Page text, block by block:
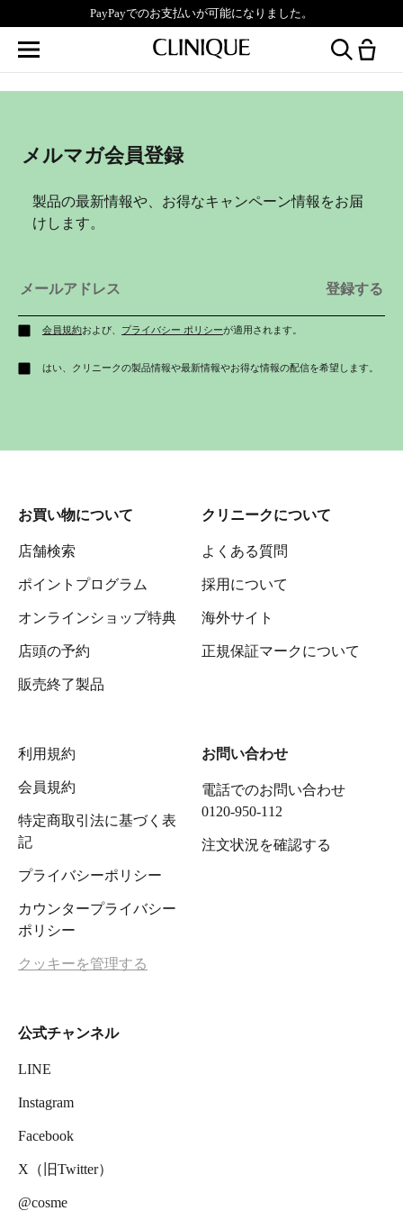
PayPayでのお支払いが可能になりました。
メルマガ会員登録
製品の最新情報や、お得なキャンペーン情報をお届
けします。
会員規約および、 プライバシー ポリシーが適用されます。
はい、クリニークの製品情報や最新情報やお得な情報の配信を希望します。
お買い物について
店舗検索
ポイントプログラム
オンラインショップ特典
店頭の予約
販売終了製品
クリニークについて
よくある質問
採用について
海外サイト
正規保証マークについて
利用規約
会員規約
特定商取引法に基づく表
記
プライバシーポリシー
カウンタープライバシー
ポリシー
クッキーを管理する
お問い合わせ
電話でのお問い合わせ
0120-950-112
注文状況を確認する
公式チャンネル
LINE
Instagram
Facebook
X（旧Twitter）
@cosme